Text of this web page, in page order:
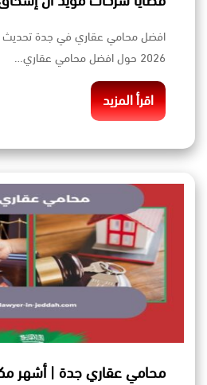
2026 حول افضل محامي عقاري…
اقرأ المزيد
محامي عقاري جدة | أشهر